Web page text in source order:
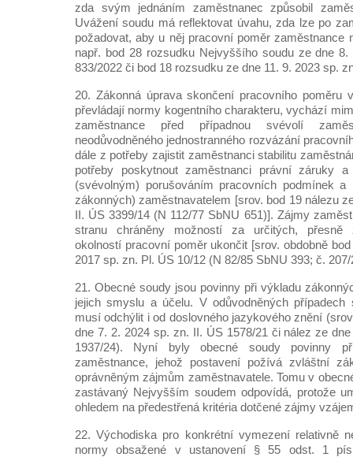
zda svým jednáním zaměstnanec způsobil
Uvážení soudu má reflektovat úvahu, zda lze po
požadovat, aby u něj pracovní poměr zaměstnance
např. bod 28 rozsudku Nejvyššího soudu ze dne
833/2022 či bod 18 rozsudku ze dne 11. 9. 2023 sp.
20. Zákonná úprava skončení pracovního poměru
převládají normy kogentního charakteru, vychází
zaměstnance před případnou svévolí
neodůvodněného jednostranného rozvázání
dále z potřeby zajistit zaměstnanci stabilitu
potřeby poskytnout zaměstnanci právní záruky
(svévolným) porušováním pracovních podmínek
zákonných) zaměstnavatelem [srov. bod 19 nálezu
II. ÚS 3399/14 (N 112/77 SbNU 651)]. Zájmy
stranu chráněny možností za určitých, přesně
okolností pracovní poměr ukončit [srov. obdobně
2017 sp. zn. Pl. ÚS 10/12 (N 82/85 SbNU 393; č.
21. Obecné soudy jsou povinny při výkladu
jejich smyslu a účelu. V odůvodněných případech
musí odchýlit i od doslovného jazykového znění
dne 7. 2. 2024 sp. zn. II. ÚS 1578/21 či nález ze
1937/24). Nyní byly obecné soudy povinny
zaměstnance, jehož postavení požívá zvláštní
oprávněným zájmům zaměstnavatele. Tomu v
zastávaný Nejvyšším soudem odpovídá, protože
ohledem na předestřená kritéria dotčené zájmy
22. Východiska pro konkrétní vymezení relativně
normy obsažené v ustanovení § 55 odst. 1